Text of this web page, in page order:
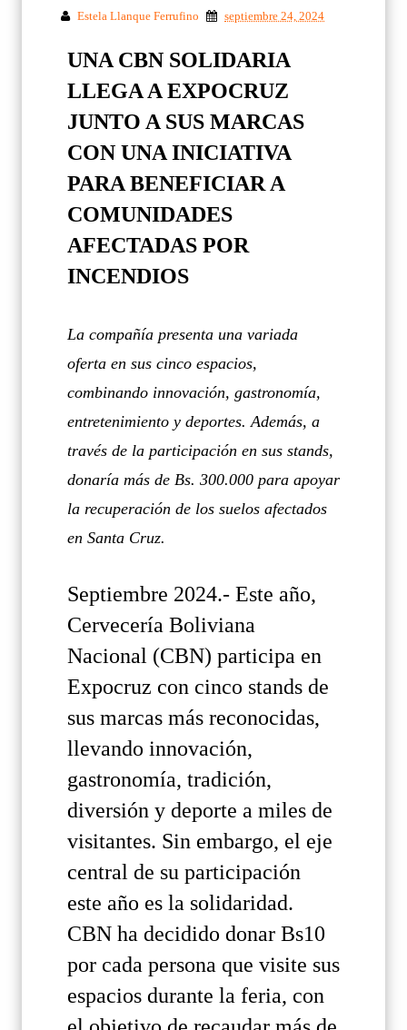
Estela Llanque Ferrufino septiembre 24, 2024
UNA CBN SOLIDARIA
LLEGA A EXPOCRUZ
JUNTO A SUS MARCAS
CON UNA INICIATIVA
PARA BENEFICIAR A
COMUNIDADES
AFECTADAS POR
INCENDIOS
La compañía presenta una variada
oferta en sus cinco espacios,
combinando innovación, gastronomía,
entretenimiento y deportes. Además, a
través de la participación en sus stands,
donaría más de Bs. 300.000 para apoyar
la recuperación de los suelos afectados
en Santa Cruz.
Septiembre 2024.- Este año,
Cervecería Boliviana
Nacional (CBN) participa en
Expocruz con cinco stands de
sus marcas más reconocidas,
llevando innovación,
gastronomía, tradición,
diversión y deporte a miles de
visitantes. Sin embargo, el eje
central de su participación
este año es la solidaridad.
CBN ha decidido donar Bs10
por cada persona que visite sus
espacios durante la feria, con